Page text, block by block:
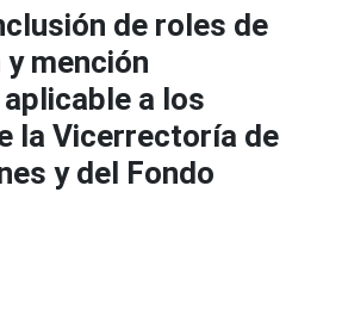
de roles de
mención
a los
la Vicerrectoría de
y del Fondo